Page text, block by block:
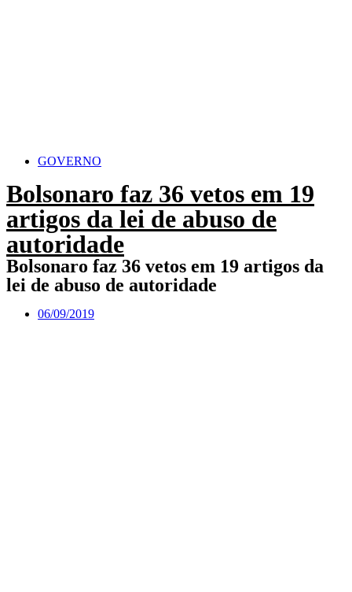
GOVERNO
Bolsonaro faz 36 vetos em 19
artigos da lei de abuso de
autoridade
Bolsonaro faz 36 vetos em 19 artigos da
lei de abuso de autoridade
06/09/2019